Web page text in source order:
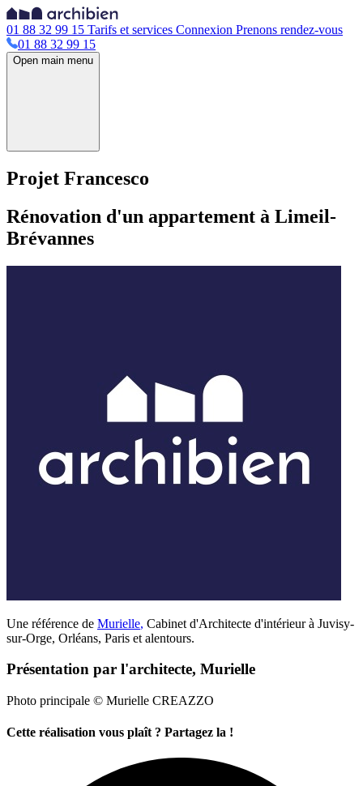
01 88 32 99 15 Tarifs et services Connexion Prenons rendez-vous
01 88 32 99 15
Open main menu
Projet Francesco
Rénovation d'un appartement à Limeil-
Brévannes
Une référence de Murielle, Cabinet d'Architecte d'intérieur à Juvisy-
sur-Orge, Orléans, Paris et alentours.
Présentation par l'architecte, Murielle
Photo principale © Murielle CREAZZO
Cette réalisation vous plaît ? Partagez la !